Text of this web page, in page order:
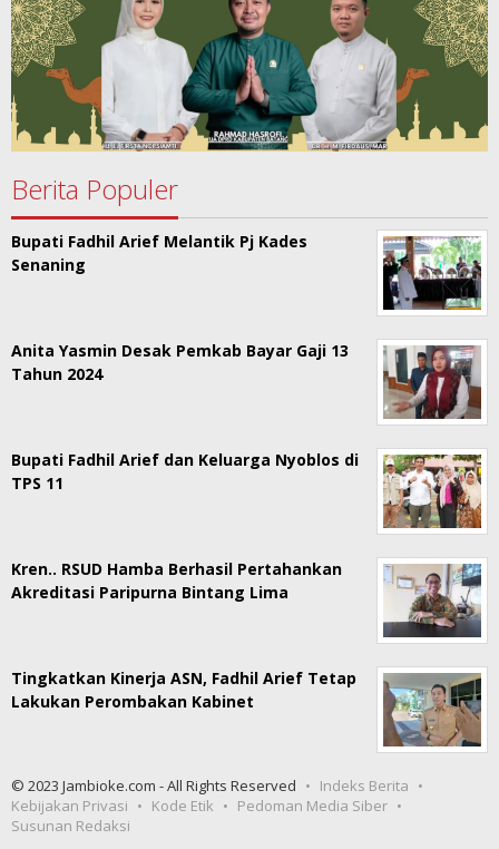
Berita Populer
Bupati Fadhil Arief Melantik Pj Kades
Senaning
Anita Yasmin Desak Pemkab Bayar Gaji 13
Tahun 2024
Bupati Fadhil Arief dan Keluarga Nyoblos di
TPS 11
Kren.. RSUD Hamba Berhasil Pertahankan
Akreditasi Paripurna Bintang Lima
Tingkatkan Kinerja ASN, Fadhil Arief Tetap
Lakukan Perombakan Kabinet
© 2023 Jambioke.com - All Rights Reserved
Indeks Berita
Kebijakan Privasi
Kode Etik
Pedoman Media Siber
Susunan Redaksi